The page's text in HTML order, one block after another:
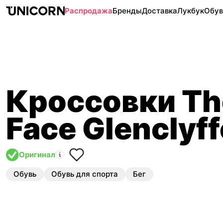
РаспродажаБрендыДоставкаЛукбук
Кроссовки
Face
Оригинал
Обувь Обувь для спорта Бег